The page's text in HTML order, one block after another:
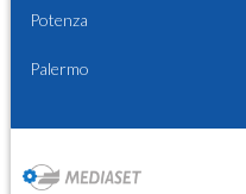
Potenza
Palermo